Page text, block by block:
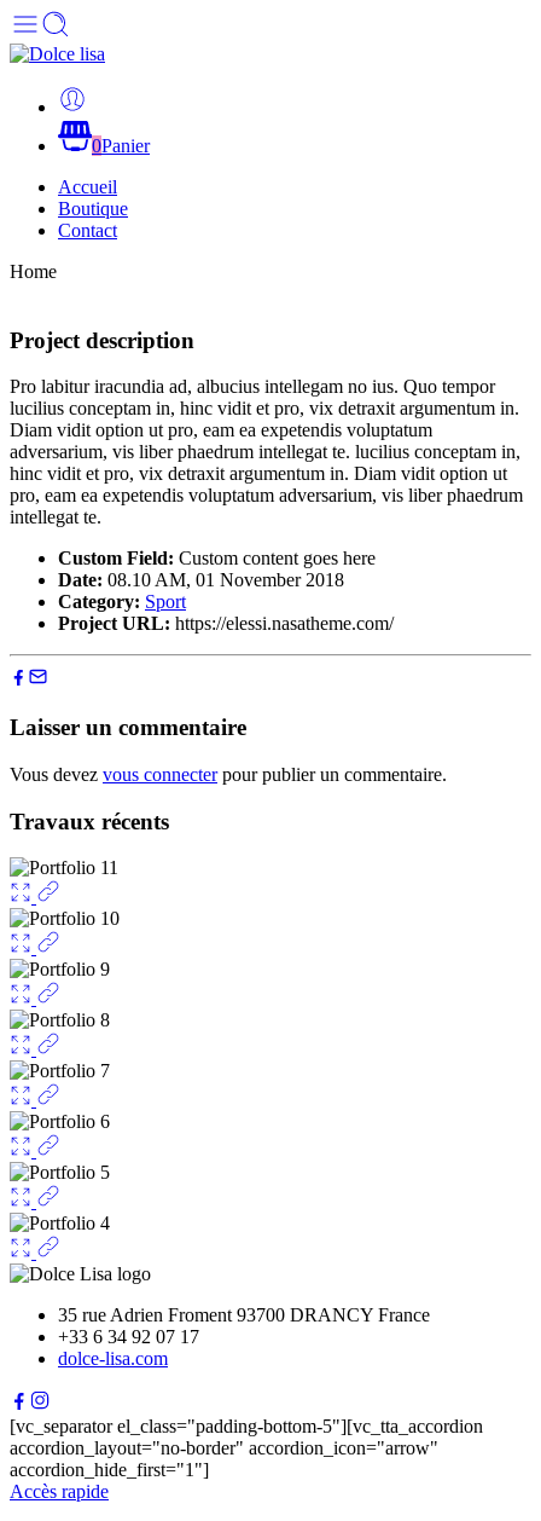
0Panier
Accueil
Boutique
Contact
Home
Project description
Pro labitur iracundia ad, albucius intellegam no ius. Quo tempor
lucilius conceptam in, hinc vidit et pro, vix detraxit argumentum in.
Diam vidit option ut pro, eam ea expetendis voluptatum
adversarium, vis liber phaedrum intellegat te. lucilius conceptam in,
hinc vidit et pro, vix detraxit argumentum in. Diam vidit option ut
pro, eam ea expetendis voluptatum adversarium, vis liber phaedrum
intellegat te.
Custom Field: Custom content goes here
Date: 08.10 AM, 01 November 2018
Category: Sport
Project URL: https://elessi.nasatheme.com/
Laisser un commentaire
Vous devez vous connecterpour publier un commentaire.
Travaux récents
35 rue Adrien Froment 93700 DRANCY France
+33 6 34 92 07 17
dolce-lisa.com
[vc_separator el_class="padding-bottom-5"][vc_tta_accordion
accordion_layout="no-border" accordion_icon="arrow"
accordion_hide_first="1"]
Accès rapide